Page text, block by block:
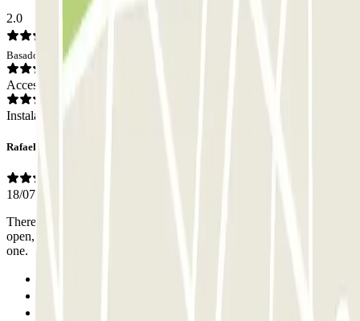
2.0
Basado en 1 opiniones
Acceso
Instalaciones
Rafael
18/07/2025
There's barely any mobile coverage at the entrance, exit gate did not
open, and pedestrian access has two doors while the app only opens
one.